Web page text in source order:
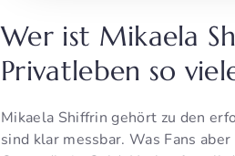
Wer ist Mikaela
Privatleben so
Mikaela Shiffrin gehört zu den
sind klar messbar. Was Fans